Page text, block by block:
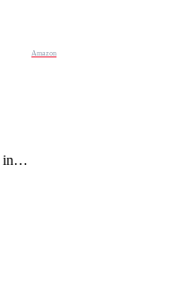
Amazon
in…